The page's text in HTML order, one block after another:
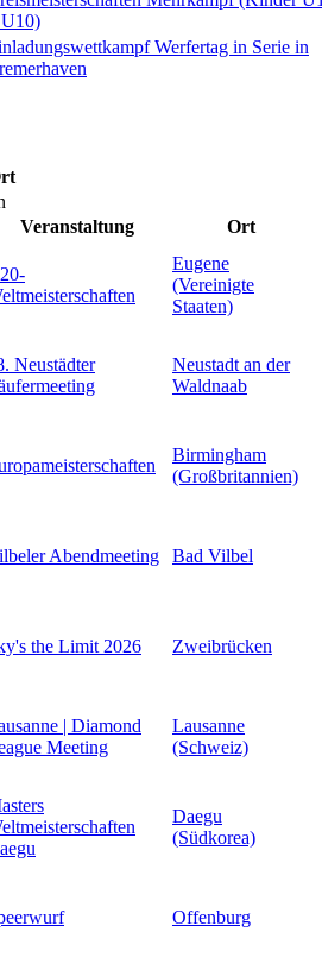
Werfertag in Serie in
Veranstaltung Ort
Eugene
(Vereinigte
Staaten)
Neustädter
Neustadt an der
Waldnaab
Birmingham
(Großbritannien)
Abendmeeting Bad Vilbel
the Limit 2026 Zweibrücken
| Diamond
Meeting
Lausanne
(Schweiz)
Daegu
(Südkorea)
Offenburg